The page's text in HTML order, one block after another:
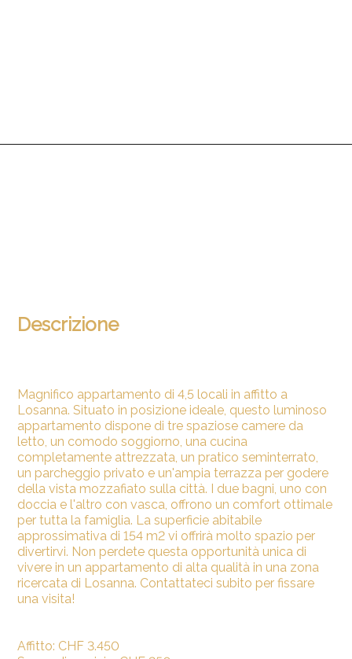
Descrizione
Magnifico appartamento di 4,5 locali in affitto a
Losanna. Situato in posizione ideale, questo luminoso
appartamento dispone di tre spaziose camere da
letto, un comodo soggiorno, una cucina
completamente attrezzata, un pratico seminterrato,
un parcheggio privato e un'ampia terrazza per godere
della vista mozzafiato sulla città. I due bagni, uno con
doccia e l'altro con vasca, offrono un comfort ottimale
per tutta la famiglia. La superficie abitabile
approssimativa di 154 m2 vi offrirà molto spazio per
divertirvi. Non perdete questa opportunità unica di
vivere in un appartamento di alta qualità in una zona
ricercata di Losanna. Contattateci subito per fissare
una visita!
Affitto: CHF 3.450